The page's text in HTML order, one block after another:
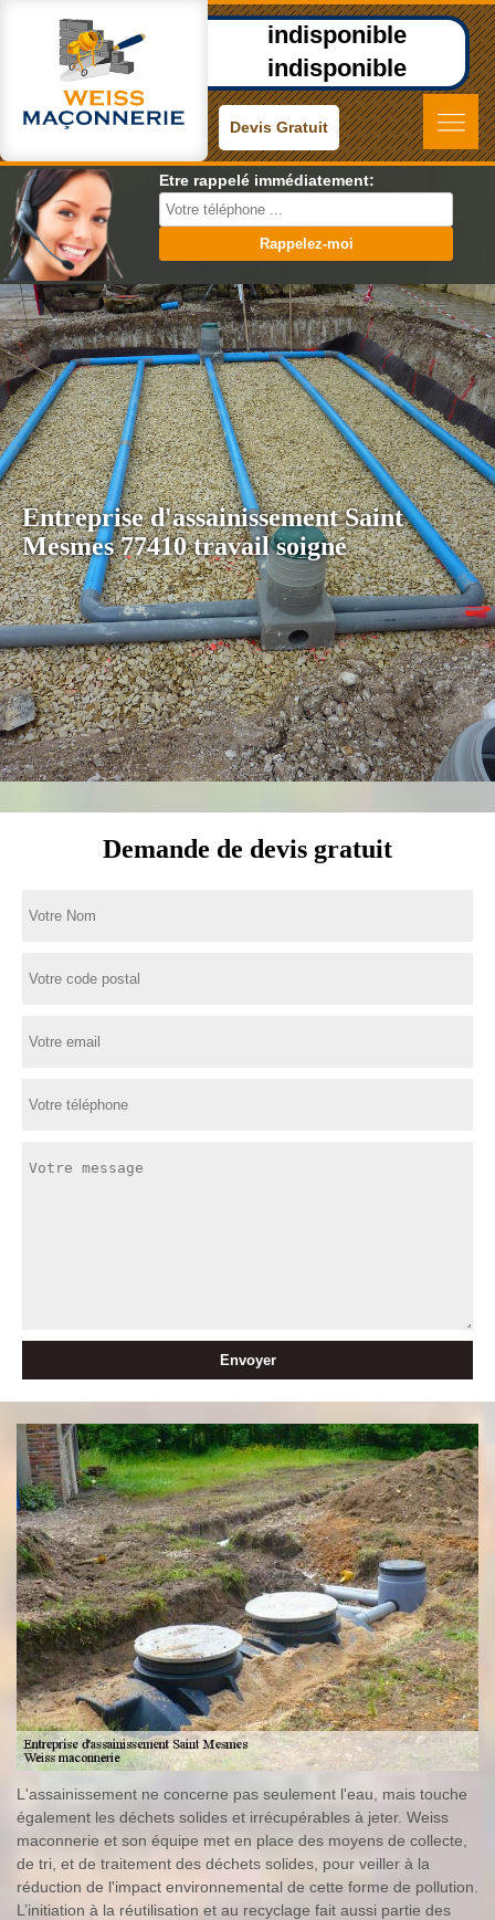
indisponible
indisponible
Devis Gratuit
Etre rappelé immédiatement:
Entreprise d'assainissement Saint
Mesmes 77410 travail soigné
Demande de devis gratuit
L'assainissement ne concerne pas seulement l'eau, mais touche
également les déchets solides et irrécupérables à jeter. Weiss
maconnerie et son équipe met en place des moyens de collecte,
de tri, et de traitement des déchets solides, pour veiller à la
réduction de l'impact environnemental de cette forme de pollution.
L’initiation à la réutilisation et au recyclage fait aussi partie des